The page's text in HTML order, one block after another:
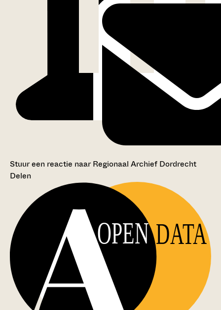
Stuur een reactie naar Regionaal Archief Dordrecht
Delen
OPEN DATA